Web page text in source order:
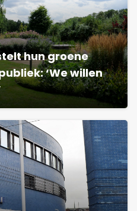
hun groene
‘We willen